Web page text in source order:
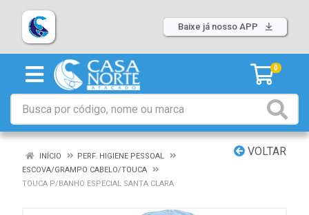
Baixe já nosso APP
0
VOLTAR
INÍCIO
PERF. HIGIENE PESSOAL
ESCOVA/GRAMPO CABELO/TOUCA
TOUCA P/BANHO ESPECIAL SANTA CLARA